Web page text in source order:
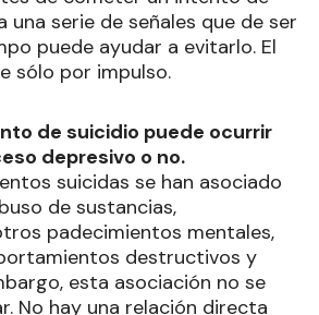
una serie de señales que de ser
puede ayudar a evitarlo. El
sólo por impulso.
de suicidio puede ocurrir
depresivo o no.
suicidas se han asociado
de sustancias,
padecimientos mentales,
destructivos y
esta asociación no se
No hay una relación directa